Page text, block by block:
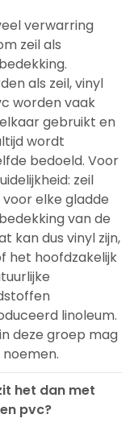
verwarring
zeil als
als zeil, vinyl
worden vaak
gebruikt en
wordt
bedoeld. Voor
zeil
elke gladde
van de
kan dus vinyl zijn,
het hoofdzakelijk
linoleum.
deze groep mag
noemen.
het dan met
pvc?